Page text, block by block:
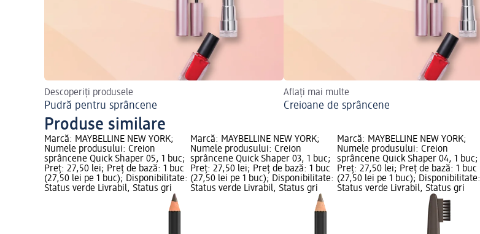
Descoperiți produsele
Pudră pentru sprâncene
Aflați mai multe
Creioane de sprâncene
Produse similare
Marcă: MAYBELLINE NEW YORK;
Numele produsului: Creion
sprâncene Quick Shaper 05, 1 buc;
Preț: 27,50 lei; Preț de bază: 1 buc
(27,50 lei pe 1 buc); Disponibilitate:
Status verde Livrabil, Status gri
Marcă: MAYBELLINE NEW YORK;
Numele produsului: Creion
sprâncene Quick Shaper 03, 1 buc;
Preț: 27,50 lei; Preț de bază: 1 buc
(27,50 lei pe 1 buc); Disponibilitate:
Status verde Livrabil, Status gri
Marcă: MAYBELLINE NEW YORK;
Numele produsului: Creion
sprâncene Quick Shaper 04, 1 buc;
Preț: 27,50 lei; Preț de bază: 1 buc
(27,50 lei pe 1 buc); Disponibilitate:
Status verde Livrabil, Status gri